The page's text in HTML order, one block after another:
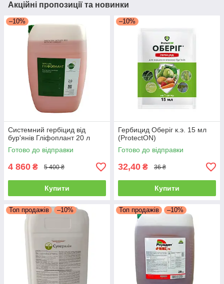
Акційні пропозиції та новинки
–10%
Системний гербіцид від
бур'янів Гліфоплант 20 л
Готово до відправки
4 860 ₴ 5 400 ₴
Купити
–10%
Гербицид Оберіг к.э. 15 мл
(ProtectON)
Готово до відправки
32,40 ₴ 36 ₴
Купити
Топ продажів –10% Топ продажів –10%